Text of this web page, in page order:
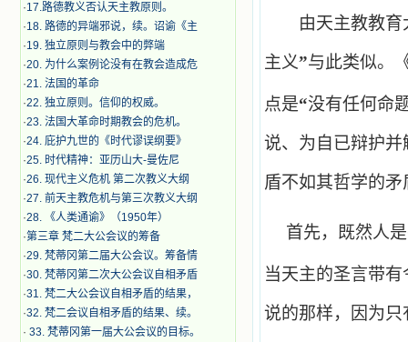
·17.路德教义否认天主教原则。
·18. 路德的异端邪说，续。诏谕《主
·19. 独立原则与教会中的弊端
·20. 为什么案例论没有在教会造成危
·21. 法国的革命
·22. 独立原则。信仰的权威。
·23. 法国大革命时期教会的危机。
·24. 庇护九世的《时代谬误纲要》
·25. 时代精神：亚历山大-曼佐尼
·26. 现代主义危机 第二次教义大纲
·27. 前天主教危机与第三次教义大纲
·28. 《人类通谕》（1950年）
·第三章 梵二大公会议的筹备
·29. 梵蒂冈第二届大公会议。筹备情
·30. 梵蒂冈第二次大公会议自相矛盾
·31. 梵二大公会议自相矛盾的结果，
·32. 梵二会议自相矛盾的结果、续。
· 33. 梵蒂冈第一届大公会议的目标。
由天主教教育大
主义”与此类似。
点是“没有任何命
说、为自已辩护并
盾不如其哲学的
首先，既然人
当天主的圣言带
说的那样，因为